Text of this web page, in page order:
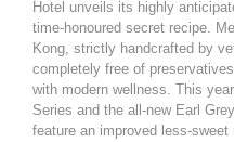
Hotel unveils its highly
time-honoured secret recipe.
Kong, strictly handcrafted by
completely free of
with modern wellness. This
Series and the all-new Earl
feature an improved less-